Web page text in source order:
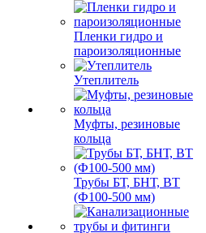
Пленки гидро и
пароизоляционные
Утеплитель
Муфты, резиновые
кольца
Трубы БТ, БНТ, ВТ
(Ф100-500 мм)